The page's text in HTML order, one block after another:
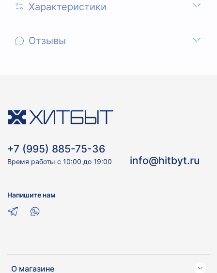
Характеристики
Отзывы
О магазине
+7 (995) 885-75-36
Время работы с 10:00 до 19:00 info@hitbyt.ru
Напишите нам